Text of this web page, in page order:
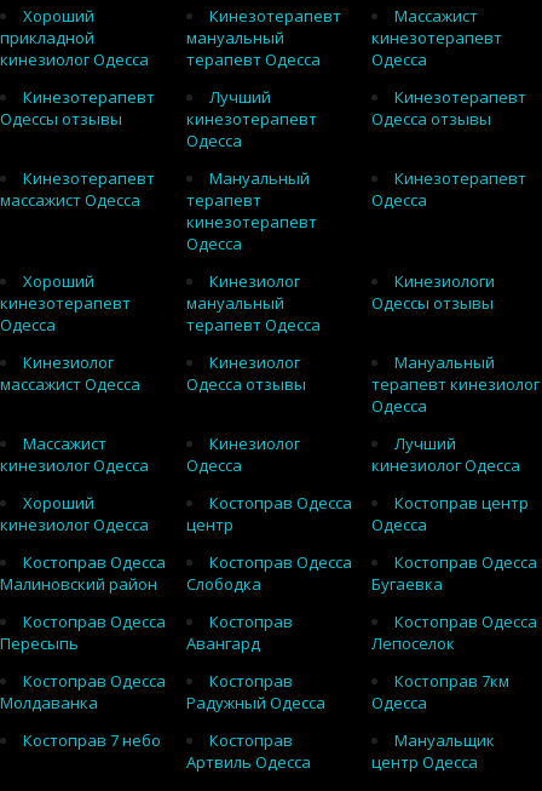
Хороший
прикладной
кинезиолог Одесса
Кинезотерапевт
мануальный
терапевт Одесса
Массажист
кинезотерапевт
Одесса
Кинезотерапевт
Одессы отзывы
Лучший
кинезотерапевт
Одесса
Кинезотерапевт
Одесса отзывы
Кинезотерапевт
массажист Одесса
Мануальный
терапевт
кинезотерапевт
Одесса
Кинезотерапевт
Одесса
Хороший
кинезотерапевт
Одесса
Кинезиолог
мануальный
терапевт Одесса
Кинезиологи
Одессы отзывы
Кинезиолог
массажист Одесса
Кинезиолог
Одесса отзывы
Мануальный
терапевт кинезиолог
Одесса
Массажист
кинезиолог Одесса
Кинезиолог
Одесса
Лучший
кинезиолог Одесса
Хороший
кинезиолог Одесса
Костоправ Одесса
центр
Костоправ центр
Одесса
Костоправ Одесса
Малиновский район
Костоправ Одесса
Слободка
Костоправ Одесса
Бугаевка
Костоправ Одесса
Пересыпь
Костоправ
Авангард
Костоправ Одесса
Лепоселок
Костоправ Одесса
Молдаванка
Костоправ
Радужный Одесса
Костоправ 7км
Одесса
Костоправ 7 небо
Костоправ
Артвиль Одесса
Мануальщик
центр Одесса